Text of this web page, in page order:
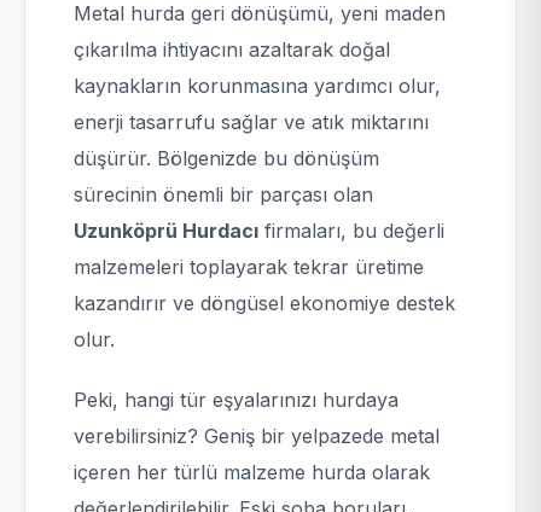
Metal hurda geri dönüşümü, yeni maden
çıkarılma ihtiyacını azaltarak doğal
kaynakların korunmasına yardımcı olur,
enerji tasarrufu sağlar ve atık miktarını
düşürür. Bölgenizde bu dönüşüm
sürecinin önemli bir parçası olan
Uzunköprü Hurdacı firmaları, bu değerli
malzemeleri toplayarak tekrar üretime
kazandırır ve döngüsel ekonomiye destek
olur.
Peki, hangi tür eşyalarınızı hurdaya
verebilirsiniz? Geniş bir yelpazede metal
içeren her türlü malzeme hurda olarak